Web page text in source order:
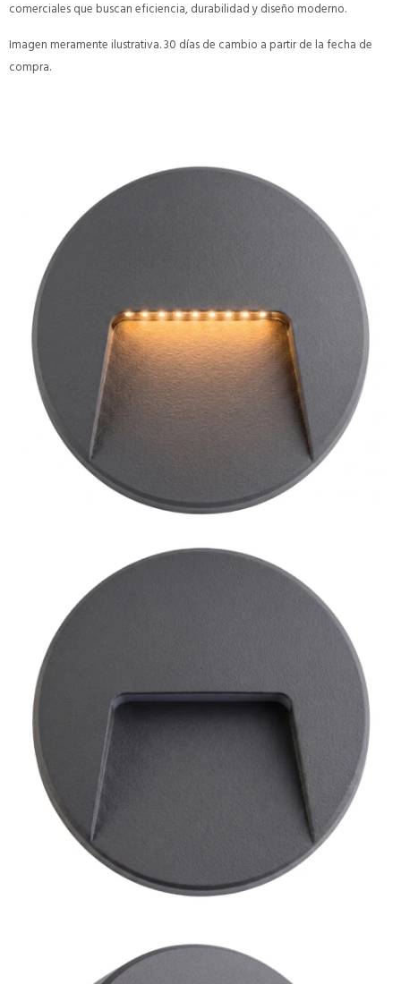
comerciales que buscan eficiencia, durabilidad y diseño moderno.
Imagen meramente ilustrativa. 30 días de cambio a partir de la fecha de
compra.